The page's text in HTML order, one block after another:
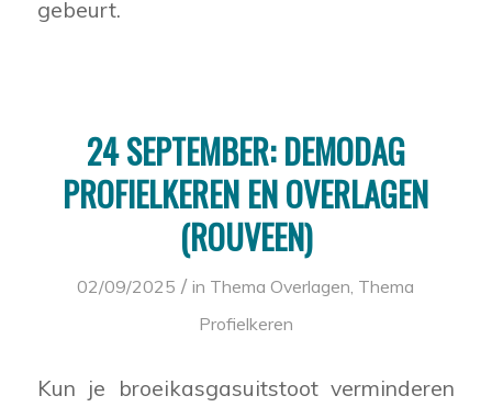
gebeurt.
24 SEPTEMBER: DEMODAG
PROFIELKEREN EN OVERLAGEN
(ROUVEEN)
02/09/2025 / in Thema Overlagen Thema
Profielkeren
Kun je broeikasgasuitstoot verminderen